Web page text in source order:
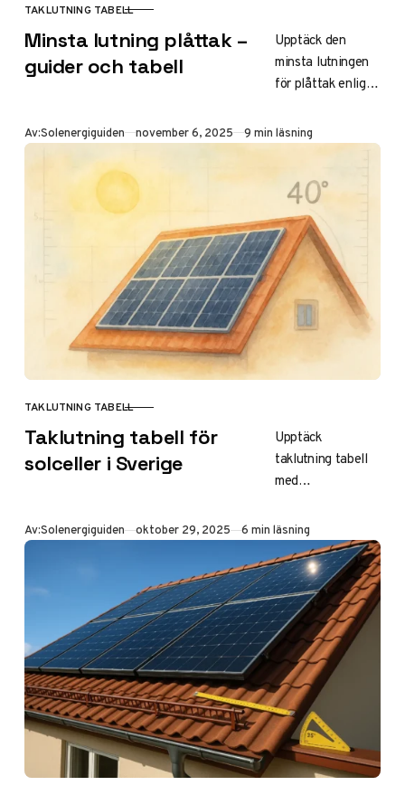
KATEGORI
TAKLUTNING TABELL
Minsta lutning plåttak –
guider och tabell
Upptäck den
minsta lutningen
för plåttak enligt
tillverkare som
Lindab och
med typer, risker
och tips för
solpaneler på
låglutande tak för
optimal
vattenavrinning
och elproduktion.
Av:Solenergiguiden Publicerad
november 6, 2025 9 min läsning
KATEGORI
TAKLUTNING TABELL
Taklutning tabell för
solceller i Sverige
Upptäck
taklutning tabell
med
för solceller:
optimal lutning i
grader och cm per
meter för
sadeltak, plåttak
och regioner i
Sverige. Maximera
energiproduktion
och lönsamhet
med rätt vinkel.
Av:Solenergiguiden Publicerad
oktober 29, 2025 6 min läsning